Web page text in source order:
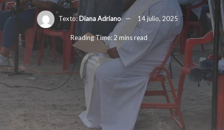
Texto: Diana Adriano 14 julio, 2025
Reading Time: 2 mins read